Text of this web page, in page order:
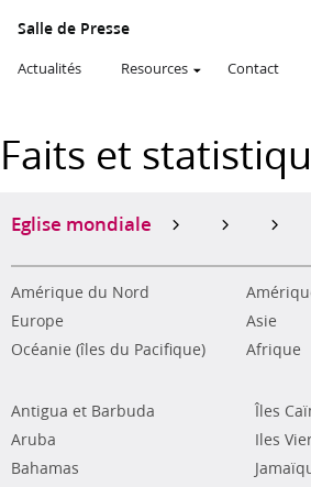
Salle de Presse
Actualités Resources Contact
Faits et
Eglise mondiale
Amérique du Nord
Europe
Asie
Océanie (îles du Pacifique)
Afrique
Antigua et Barbuda
Aruba
Bahamas
Îles
Iles